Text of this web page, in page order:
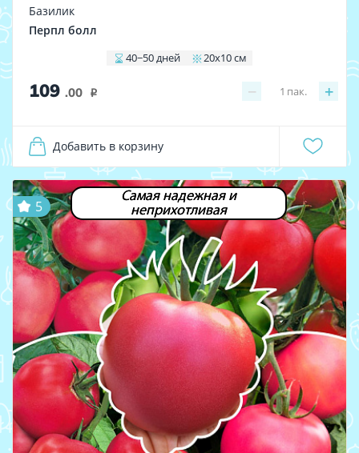
Базилик
Перпл болл
40−50 дней 20х10 см
109 .00 i − +
1 пак.
Добавить в корзину
Самая надежная и
неприхотливая
5